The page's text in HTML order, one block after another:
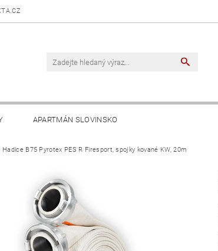
APARTMÁN SLOVINSKO
Hadice B75 Pyrotex PES R Firesport, spojky kované KW, 20m